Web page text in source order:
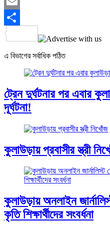
Email
Share
এ বিভাগের সর্বাধিক পঠিত
ট্রেন দুর্ঘটনার পর এবার
দূর্ঘটনা!
কুলাউড়ায় প্রবাসীর স্ত্রী
কুলাউড়ায় অনলাইন
কৃতি শিক্ষার্থীদের সংবর্ধনা